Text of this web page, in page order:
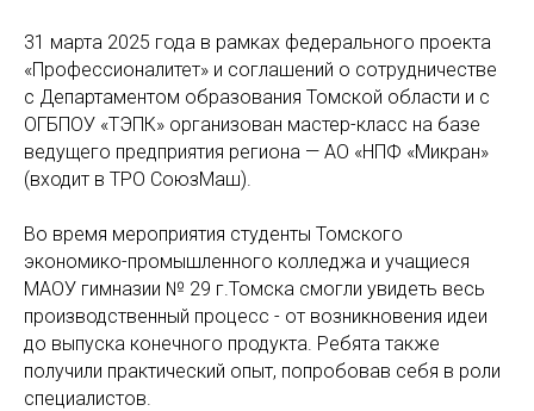
31 марта 2025 года в рамках федерального проекта
«Профессионалитет» и соглашений о сотрудничестве
с Департаментом образования Томской области и с
ОГБПОУ «ТЭПК» организован мастер-класс на базе
ведущего предприятия региона — АО «НПФ «Микран»
(входит в ТРО СоюзМаш).
Во время мероприятия студенты Томского
экономико-промышленного колледжа и учащиеся
МАОУ гимназии № 29 г.Томска смогли увидеть весь
производственный процесс - от возникновения идеи
до выпуска конечного продукта. Ребята также
получили практический опыт, попробовав себя в роли
специалистов.